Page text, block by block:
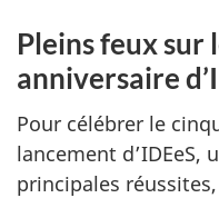
Pleins feux sur
anniversaire
Pour célébrer le
lancement d’IDEeS,
principales